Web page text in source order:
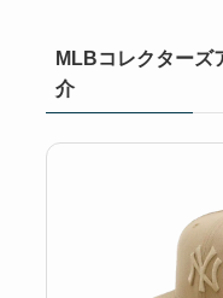
MLBコレクターズ
介